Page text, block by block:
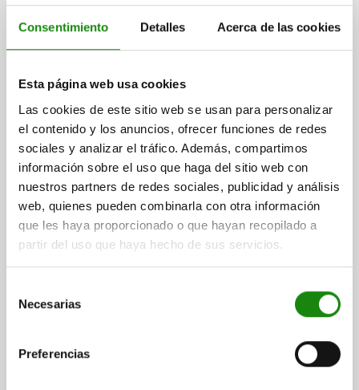
Consentimiento Detalles Acerca de las cookies
Esta página web usa cookies
Las cookies de este sitio web se usan para personalizar
el contenido y los anuncios, ofrecer funciones de redes
sociales y analizar el tráfico. Además, compartimos
información sobre el uso que haga del sitio web con
nuestros partners de redes sociales, publicidad y análisis
web, quienes pueden combinarla con otra información
que les haya proporcionado o que hayan recopilado a
partir del uso que haya hecho de sus servicios.
Necesarias
Preferencias
PERNO DE BLOQUEO ECO, SIN RANURA DE BLOQUEO,
TA.1 D1=M08X1, D=5, FORMA:R, CON ANILLA DE
TRACCIÓN, SI, ACERO PASIVADO EN AZUL
DIÁMETRO DEL PERNO=5
MATERIAL DEL CUERPO DE BASE=ACERO ROSCA=M8X1
LONGITUD=47,9
FORMA=R
MODELO DE FORMA=CON ANILLA DE TRACCIÓN, SIN
CONTRATUERCA
D4=19
CARRERA S=5 L1=17 L2=7 L3=15
SW1=8
F X 30°=1,3 FUERZA DEL MUELLE INICIAL F1 APROX. N=6
PAR DE APRIETE MÁX. NM=7